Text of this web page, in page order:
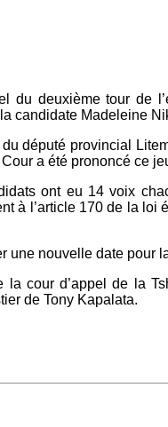
deuxième tour de
candidate Madeleine
député provincial
a été prononcé ce
ont eu 14 voix
à l’article 170 de la
nouvelle date pour
cour d’appel de la
de Tony Kapalata.